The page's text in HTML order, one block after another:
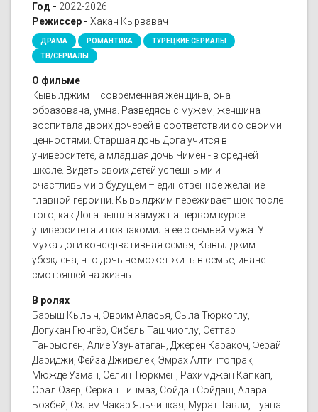
Год - 2022-2026
Режиссер - Хакан Кырвавач
ДРАМА РОМАНТИКА
ТУРЕЦКИЕ СЕРИАЛЫ
ТВ/СЕРИАЛЫ
О фильме
Кывылджим – современная женщина, она
образована, умна. Разведясь с мужем, женщина
воспитала двоих дочерей в соответствии со своими
ценностями. Старшая дочь Дога учится в
университете, а младшая дочь Чимен - в средней
школе. Видеть своих детей успешными и
счастливыми в будущем – единственное желание
главной героини. Кывылджим переживает шок после
того, как Дога вышла замуж на первом курсе
университета и познакомила ее с семьей мужа. У
мужа Доги консервативная семья, Кывылджим
убеждена, что дочь не может жить в семье, иначе
смотрящей на жизнь…
В ролях
Барыш Кылыч, Эврим Аласья, Сыла Тюркоглу,
Догукан Гюнгёр, Сибель Ташчиоглу, Сеттар
Танрыоген, Алие Узунатаган, Джерен Каракоч, Ферай
Дариджи, Фейза Дживелек, Эмрах Алтинтопрак,
Мюжде Узман, Селин Тюркмен, Рахимджан Капкап,
Орал Озер, Серкан Тинмаз, Сойдан Сойдаш, Алара
Бозбей, Озлем Чакар Яльчинкая, Мурат Тавли, Туана